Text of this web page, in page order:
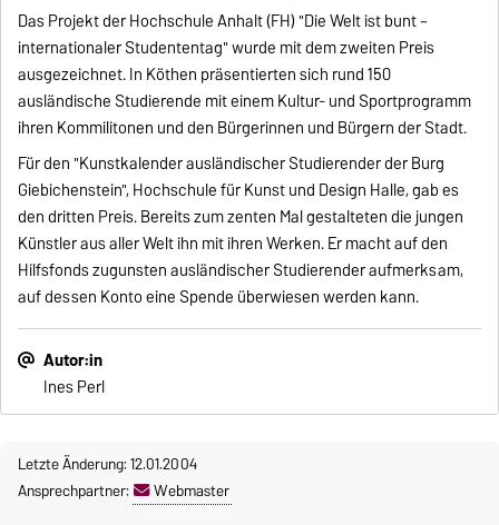
Das Projekt der Hochschule Anhalt (FH) "Die Welt ist bunt –
internationaler Studententag" wurde mit dem zweiten Preis
ausgezeichnet. In Köthen präsentierten sich rund 150
ausländische Studierende mit einem Kultur- und Sportprogramm
ihren Kommilitonen und den Bürgerinnen und Bürgern der Stadt.
Für den "Kunstkalender ausländischer Studierender der Burg
Giebichenstein", Hochschule für Kunst und Design Halle, gab es
den dritten Preis. Bereits zum zenten Mal gestalteten die jungen
Künstler aus aller Welt ihn mit ihren Werken. Er macht auf den
Hilfsfonds zugunsten ausländischer Studierender aufmerksam,
auf dessen Konto eine Spende überwiesen werden kann.
Autor:in
Ines Perl
Letzte Änderung: 12.01.2004
Ansprechpartner:
Webmaster